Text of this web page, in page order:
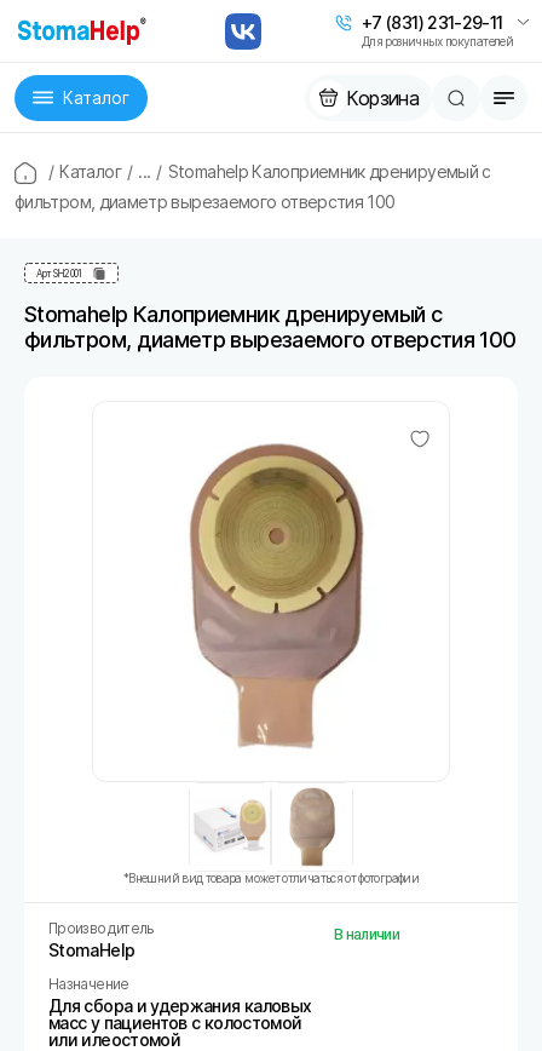
+7 (831) 231-29-11
Для розничных покупателей
Каталог Корзина
/ Каталог / ... / Stomahelp Калоприемник дренируемый с
фильтром, диаметр вырезаемого отверстия 100
АртSH2001
Stomahelp Калоприемник дренируемый с
фильтром, диаметр вырезаемого отверстия 100
*Внешний вид товара может отличаться от фотографии
Производитель
StomaHelp
Назначение
Для сбора и удержания каловых
масс у пациентов с колостомой
или илеостомой
В наличии